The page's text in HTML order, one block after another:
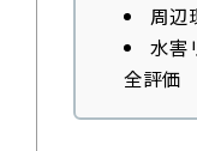
周辺
水害
全評価